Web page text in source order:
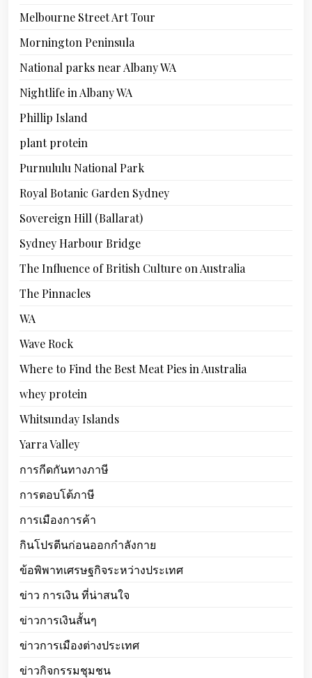
Melbourne Street Art Tour
Mornington Peninsula
National parks near Albany WA
Nightlife in Albany WA
Phillip Island
plant protein
Purnululu National Park
Royal Botanic Garden Sydney
Sovereign Hill (Ballarat)
Sydney Harbour Bridge
The Influence of British Culture on Australia
The Pinnacles
WA
Wave Rock
Where to Find the Best Meat Pies in Australia
whey protein
Whitsunday Islands
Yarra Valley
การกีดกันทางภาษี
การตอบโต้ภาษี
การเมืองการค้า
กินโปรตีนก่อนออกกำลังกาย
ข้อพิพาทเศรษฐกิจระหว่างประเทศ
ข่าว การเงิน ที่น่าสนใจ
ข่าวการเงินสั้นๆ
ข่าวการเมืองต่างประเทศ
ข่าวกิจกรรมชุมชน